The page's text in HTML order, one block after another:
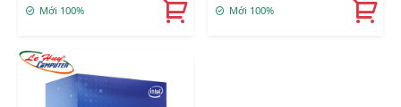
Mới 100%
Compatible
Mới 100%